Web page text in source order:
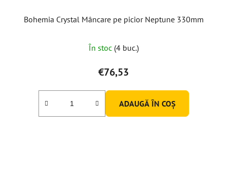
Bohemia Crystal Mâncare pe picior Neptune 330mm
În stoc (4 buc.)
€76,53
ADAUGĂ ÎN COŞ